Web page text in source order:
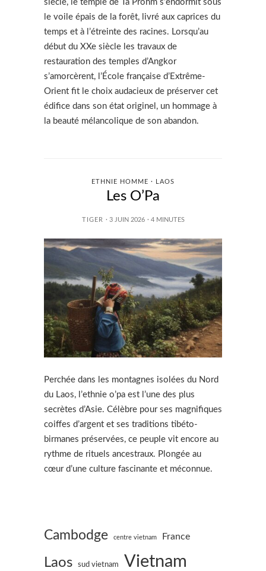
siècle, le temple de Ta Prohm s’endormit sous
le voile épais de la forêt, livré aux caprices du
temps et à l’étreinte des racines. Lorsqu’au
début du XXe siècle les travaux de
restauration des temples d’Angkor
s’amorcèrent, l’École française d’Extrême-
Orient fit le choix audacieux de préserver cet
édifice dans son état originel, un hommage à
la beauté mélancolique de son abandon.
ETHNIE HOMME · LAOS
Les O’Pa
TIGER · 3 JUIN 2026 · 4 MINUTES
Perchée dans les montagnes isolées du Nord
du Laos, l’ethnie o’pa est l’une des plus
secrètes d’Asie. Célèbre pour ses magnifiques
coiffes d’argent et ses traditions tibéto-
birmanes préservées, ce peuple vit encore au
rythme de rituels ancestraux. Plongée au
cœur d’une culture fascinante et méconnue.
Cambodge centre vietnam France
Laos sud vietnam Vietnam